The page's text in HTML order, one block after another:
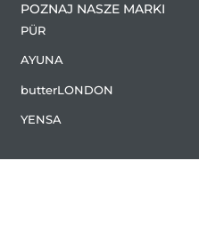
POZNAJ NASZE MARKI
PÜR
AYUNA
butterLONDON
YENSA